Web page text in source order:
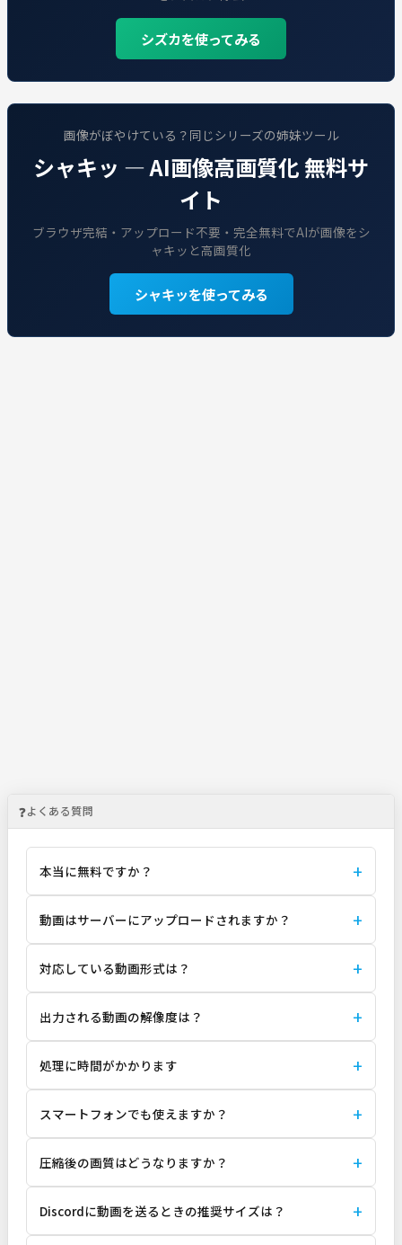
シズカを使ってみる
画像がぼやけている？同じシリーズの姉妹ツール
シャキッ — AI画像高画質化 無料サ
イト
ブラウザ完結・アップロード不要・完全無料でAIが画像をシ
ャキッと高画質化
シャキッを使ってみる
❓よくある質問
本当に無料ですか？
動画はサーバーにアップロードされますか？
対応している動画形式は？
出力される動画の解像度は？
処理に時間がかかります
スマートフォンでも使えますか？
圧縮後の画質はどうなりますか？
Discordに動画を送るときの推奨サイズは？